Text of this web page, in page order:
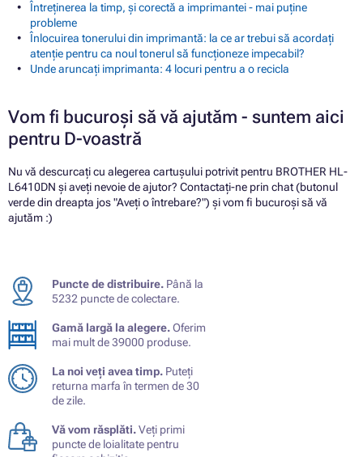
Întreținerea la timp, și corectă a imprimantei - mai puține
probleme
Înlocuirea tonerului din imprimantă: la ce ar trebui să acordați
atenție pentru ca noul tonerul să funcționeze impecabil?
Unde aruncați imprimanta: 4 locuri pentru a o recicla
Vom fi bucuroși să vă ajutăm - suntem aici
pentru D-voastră
Nu vă descurcați cu alegerea cartușului potrivit pentru BROTHER HL-
L6410DN și aveți nevoie de ajutor? Contactați-ne prin chat (butonul
verde din dreapta jos "Aveți o întrebare?") și vom fi bucuroși să vă
ajutăm :)
Puncte de distribuire. Până la
5232 puncte de colectare.
Gamă largă la alegere.Oferim
mai mult de 39000 produse.
La noi veți avea timp. Puteți
returna marfa în termen de 30
de zile.
Vă vom răsplăti.Veți primi
puncte de loialitate pentru